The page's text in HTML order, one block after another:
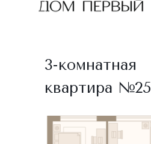
3-комнатная
квартира №25